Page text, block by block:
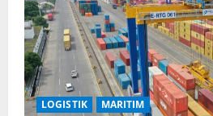
LOGISTIK MARITIM